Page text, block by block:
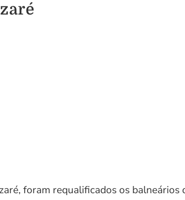
foram requalificados os balneários